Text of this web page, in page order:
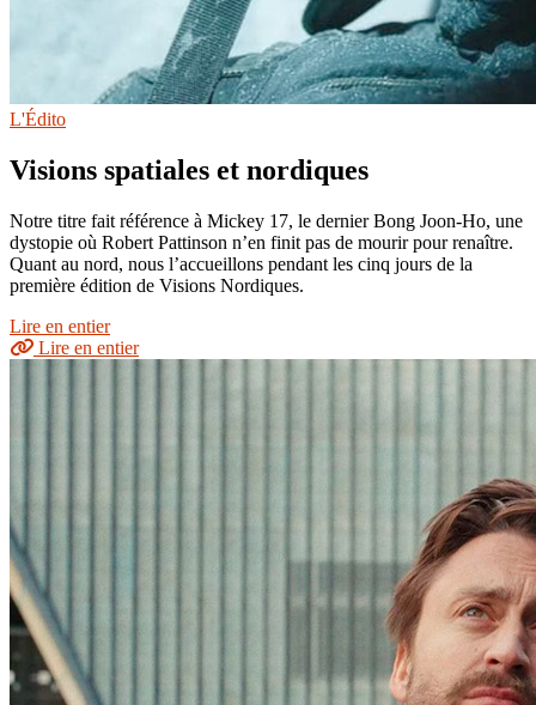
L'Édito
Visions spatiales et nordiques
Notre titre fait référence à Mickey 17, le dernier Bong Joon-Ho, une
dystopie où Robert Pattinson n’en finit pas de mourir pour renaître.
Quant au nord, nous l’accueillons pendant les cinq jours de la
première édition de Visions Nordiques.
Lire en entier
Lire en entier